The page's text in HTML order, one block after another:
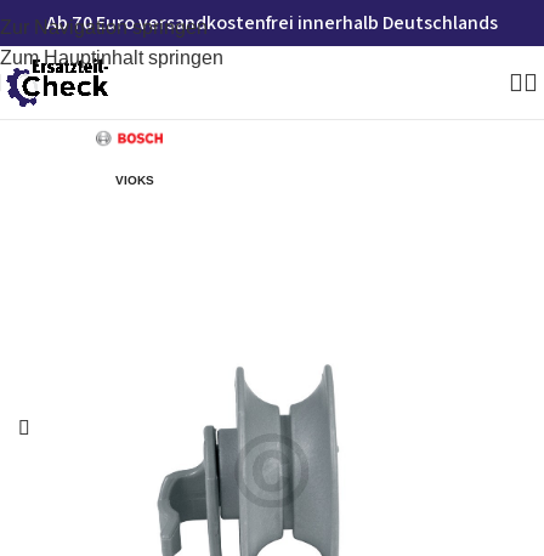
Zur Navigation springen
Zum Hauptinhalt springen
Ab 70 Euro versandkostenfrei innerhalb Deutschlands
VIOKS